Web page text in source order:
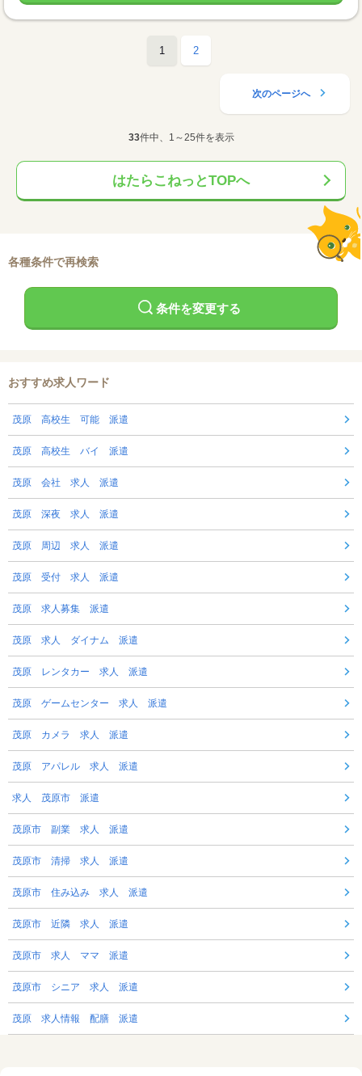
1 2
次のページへ
33件中、1～25件を表示
はたらこねっとTOPへ
各種条件で再検索
条件を変更する
おすすめ求人ワード
茂原 高校生 可能 派遣
茂原 高校生 バイ 派遣
茂原 会社 求人 派遣
茂原 深夜 求人 派遣
茂原 周辺 求人 派遣
茂原 受付 求人 派遣
茂原 求人募集 派遣
茂原 求人 ダイナム 派遣
茂原 レンタカー 求人 派遣
茂原 ゲームセンター 求人 派遣
茂原 カメラ 求人 派遣
茂原 アパレル 求人 派遣
求人 茂原市 派遣
茂原市 副業 求人 派遣
茂原市 清掃 求人 派遣
茂原市 住み込み 求人 派遣
茂原市 近隣 求人 派遣
茂原市 求人 ママ 派遣
茂原市 シニア 求人 派遣
茂原 求人情報 配膳 派遣